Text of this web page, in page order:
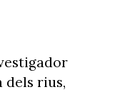
dels rius,